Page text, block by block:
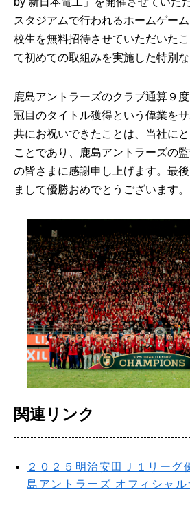
スタジアムで行われるホームゲー
校生を無料招待させていただいた
て初めての取組みを実施した特別な
鹿島アントラーズのクラブ通算９
冠目のタイトル獲得という偉業を
共にお祝いできたことは、当社に
ことであり、鹿島アントラーズの
の皆さまに感謝申し上げます。最
まして優勝おめでとうございます。
関連リンク
２０２５明治安田Ｊ１リーグ
島アントラーズ オフィシャル